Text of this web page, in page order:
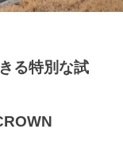
る特別な試